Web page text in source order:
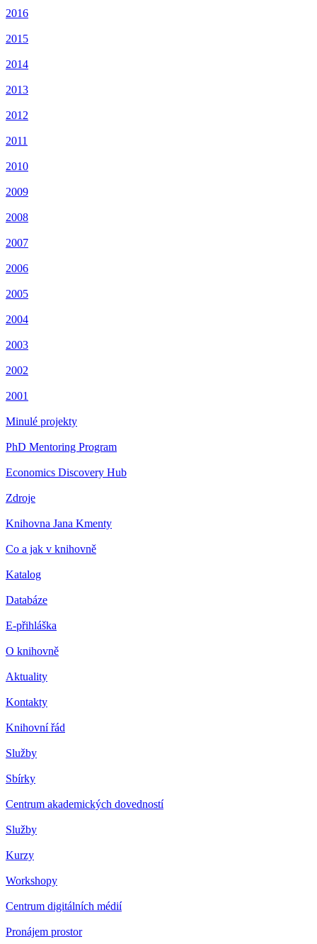
2016
2015
2014
2013
2012
2011
2010
2009
2008
2007
2006
2005
2004
2003
2002
2001
Minulé projekty
PhD Mentoring Program
Economics Discovery Hub
Zdroje
Knihovna Jana Kmenty
Co a jak v knihovně
Katalog
Databáze
E-přihláška
O knihovně
Aktuality
Kontakty
Knihovní řád
Služby
Sbírky
Centrum akademických dovedností
Služby
Kurzy
Workshopy
Centrum digitálních médií
Pronájem prostor